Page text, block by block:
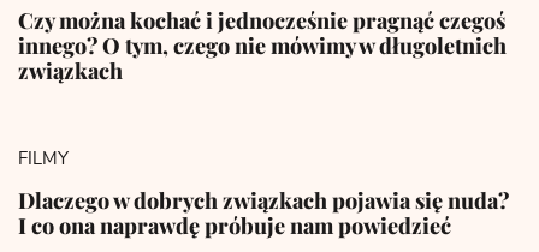
Czy można kochać i jednocześnie pragnąć czegoś
innego? O tym, czego nie mówimy w długoletnich
związkach
FILMY
Dlaczego w dobrych związkach pojawia się nuda?
I co ona naprawdę próbuje nam powiedzieć